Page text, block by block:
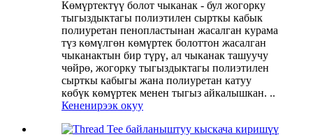
Көмүртектүү болот чыканак - бул жогорку
тыгыздыктагы полиэтилен сырткы кабык
полиуретан пенопластынан жасалган курама
түз көмүлгөн көмүртек болоттон жасалган
чыканактын бир түрү, ал чыканак ташуучу
чөйрө, жогорку тыгыздыктагы полиэтилен
сырткы кабыгы жана полиуретан катуу
көбүк көмүртек менен тыгыз айкалышкан. ..
Кененирээк окуу